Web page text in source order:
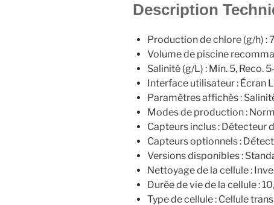
Description
Production de chlore (g/h) :
Volume de piscine
Salinité (g/L) : Min. 5, Reco.
Interface utilisateur : Écran
Paramètres affichés :
Modes de production :
Capteurs inclus : Détecteur
Capteurs optionnels :
Versions disponibles :
Nettoyage de la cellule :
Durée de vie de la cellule :
Type de cellule : Cellule